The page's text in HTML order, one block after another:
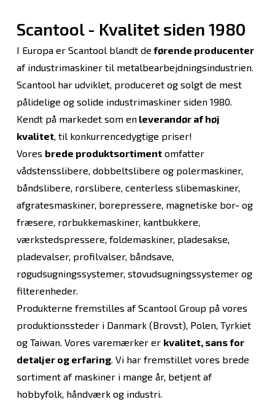
Scantool - Kvalitet siden 1980
I Europa er Scantool blandt de førende producenter
af industrimaskiner til metalbearbejdningsindustrien.
Scantool har udviklet, produceret og solgt de mest
pålidelige og solide industrimaskiner siden 1980.
Kendt på markedet som enleverandør af høj
kvalitet, til konkurrencedygtige priser!
Vores brede produktsortimentomfatter
vådstensslibere, dobbeltslibere og polermaskiner,
båndslibere, rørslibere, centerless slibemaskiner,
afgratesmaskiner, borepressere, magnetiske bor- og
fræsere, rørbukkemaskiner, kantbukkere,
værkstedspressere, foldemaskiner, pladesakse,
pladevalser, profilvalser, båndsave,
røgudsugningssystemer, støvudsugningssystemer og
filterenheder.
Produkterne fremstilles af Scantool Group på vores
produktionssteder i Danmark (Brovst), Polen, Tyrkiet
og Taiwan. Vores varemærker er kvalitet, sans for
detaljer og erfaring. Vi har fremstillet vores brede
sortiment af maskiner i mange år, betjent af
hobbyfolk, håndværk og industri.